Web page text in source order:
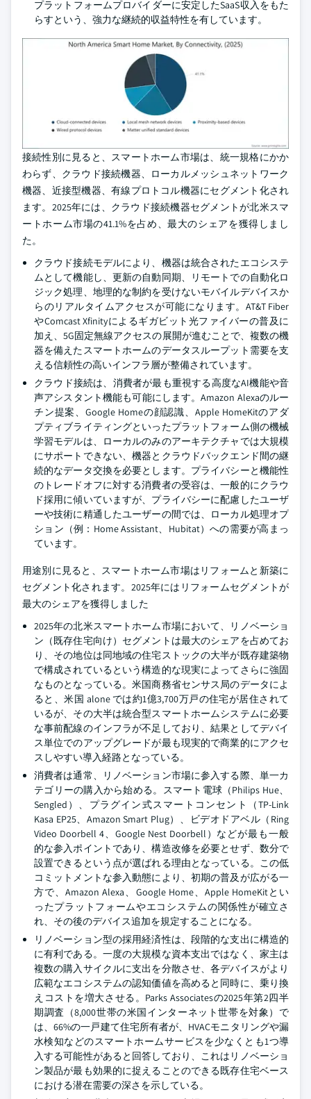
プラットフォームプロバイダーに安定したSaaS収入をもた
らすという、強力な継続的収益特性を有しています。
接続性別に見ると、スマートホーム市場は、統一規格にかか
わらず、クラウド接続機器、ローカルメッシュネットワーク
機器、近接型機器、有線プロトコル機器にセグメント化され
ます。2025年には、クラウド接続機器セグメントが北米スマ
ートホーム市場の41.1%を占め、最大のシェアを獲得しまし
た。
クラウド接続モデルにより、機器は統合されたエコシステ
ムとして機能し、更新の自動同期、リモートでの自動化ロ
ジック処理、地理的な制約を受けないモバイルデバイスか
らのリアルタイムアクセスが可能になります。AT&T Fiber
やComcast Xfinityによるギガビット光ファイバーの普及に
加え、5G固定無線アクセスの展開が進むことで、複数の機
器を備えたスマートホームのデータスループット需要を支
える信頼性の高いインフラ層が整備されています。
クラウド接続は、消費者が最も重視する高度なAI機能や音
声アシスタント機能も可能にします。Amazon Alexaのルー
チン提案、Google Homeの顔認識、Apple HomeKitのアダ
プティブライティングといったプラットフォーム側の機械
学習モデルは、ローカルのみのアーキテクチャでは大規模
にサポートできない、機器とクラウドバックエンド間の継
続的なデータ交換を必要とします。プライバシーと機能性
のトレードオフに対する消費者の受容は、一般的にクラウ
ド採用に傾いていますが、プライバシーに配慮したユーザ
ーや技術に精通したユーザーの間では、ローカル処理オプ
ション（例：Home Assistant、Hubitat）への需要が高まっ
ています。
用途別に見ると、スマートホーム市場はリフォームと新築に
セグメント化されます。2025年にはリフォームセグメントが
最大のシェアを獲得しました
2025年の北米スマートホーム市場において、リノベーショ
ン（既存住宅向け）セグメントは最大のシェアを占めてお
り、その地位は同地域の住宅ストックの大半が既存建築物
で構成されているという構造的な現実によってさらに強固
なものとなっている。米国商務省センサス局のデータによ
ると、米国 alone では約1億3,700万戸の住宅が居住されて
いるが、その大半は統合型スマートホームシステムに必要
な事前配線のインフラが不足しており、結果としてデバイ
ス単位でのアップグレードが最も現実的で商業的にアクセ
スしやすい導入経路となっている。
消費者は通常、リノベーション市場に参入する際、単一カ
テゴリーの購入から始める。スマート電球（Philips Hue、
Sengled）、プラグイン式スマートコンセント（TP-Link
Kasa EP25、Amazon Smart Plug）、ビデオドアベル（Ring
Video Doorbell 4、Google Nest Doorbell）などが最も一般
的な参入ポイントであり、構造改修を必要とせず、数分で
設置できるという点が選ばれる理由となっている。この低
コミットメントな参入動態により、初期の普及が広がる一
方で、Amazon Alexa、Google Home、Apple HomeKitとい
ったプラットフォームやエコシステムの関係性が確立さ
れ、その後のデバイス追加を規定することになる。
リノベーション型の採用経済性は、段階的な支出に構造的
に有利である。一度の大規模な資本支出ではなく、家主は
複数の購入サイクルに支出を分散させ、各デバイスがより
広範なエコシステムの認知価値を高めると同時に、乗り換
えコストを増大させる。Parks Associatesの2025年第2四半
期調査（8,000世帯の米国インターネット世帯を対象）で
は、66%の一戸建て住宅所有者が、HVACモニタリングや漏
水検知などのスマートホームサービスを少なくとも1つ導
入する可能性があると回答しており、これはリノベーショ
ン製品が最も効果的に捉えることのできる既存住宅ベース
における潜在需要の深さを示している。